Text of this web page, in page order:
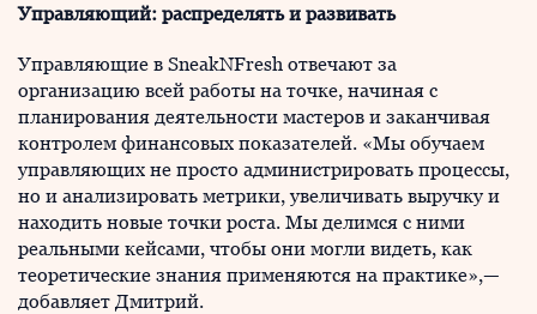
Управляющий: распределять и развивать
Управляющие в SneakNFresh отвечают за
организацию всей работы на точке, начиная с
планирования деятельности мастеров и заканчивая
контролем финансовых показателей. «Мы обучаем
управляющих не просто администрировать процессы,
но и анализировать метрики, увеличивать выручку и
находить новые точки роста. Мы делимся с ними
реальными кейсами, чтобы они могли видеть, как
теоретические знания применяются на практике»,—
добавляет Дмитрий.